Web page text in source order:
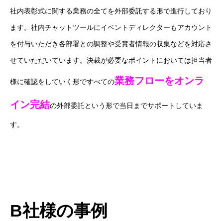
社内表彰式に関する業務の全てを外部委託する形で進行しており
ます。社内チャットツールにイベントディレクターもアカウント
を付与いただき各部署との調整や受賞者情報の収集などを対応さ
せていただいています。決裁が必要なポイントにおいては担当者
様に確認をしていく形ですべての業務フローをオンラ
イン完結の外部委託という形で当日までサポートしていま
す。
B社様の事例